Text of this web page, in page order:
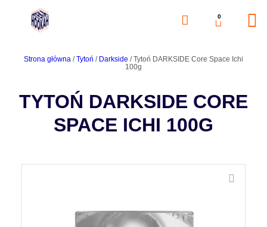
0
Strona główna /Tytoń / Darkside / Tytoń DARKSIDE Core Space Ichi
100g
TYTOŃ DARKSIDE CORE
SPACE ICHI 100G